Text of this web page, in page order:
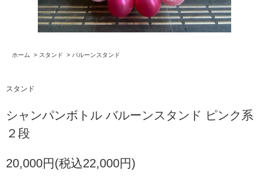
ホーム > スタンド > バルーンスタンド
スタンド
シャンパンボトル バルーンスタンド ピンク系
２段
20,000円(税込22,000円)